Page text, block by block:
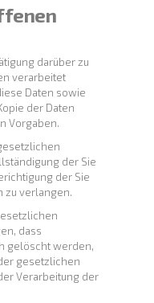
darüber zu
verarbeitet
Daten sowie
der Daten
Vorgaben.
der Sie
der Sie
zu verlangen.
dass
gelöscht werden,
gesetzlichen
Verarbeitung der